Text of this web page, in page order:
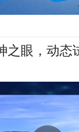
之眼，动态